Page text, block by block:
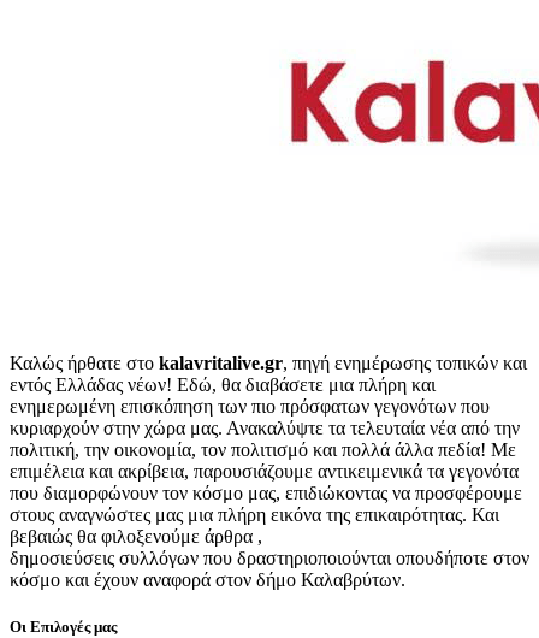
Καλώς ήρθατε στο kalavritalive.gr, πηγή ενημέρωσης τοπικών και
εντός Ελλάδας νέων! Εδώ, θα διαβάσετε μια πλήρη και
ενημερωμένη επισκόπηση των πιο πρόσφατων γεγονότων που
κυριαρχούν στην χώρα μας. Ανακαλύψτε τα τελευταία νέα από την
πολιτική, την οικονομία, τον πολιτισμό και πολλά άλλα πεδία! Με
επιμέλεια και ακρίβεια, παρουσιάζουμε αντικειμενικά τα γεγονότα
που διαμορφώνουν τον κόσμο μας, επιδιώκοντας να προσφέρουμε
στους αναγνώστες μας μια πλήρη εικόνα της επικαιρότητας. Και
βεβαιώς θα φιλοξενούμε άρθρα ,
δημοσιεύσεις συλλόγων που δραστηριοποιούνται οπουδήποτε στον
κόσμο και έχουν αναφορά στον δήμο Καλαβρύτων.
Οι Επιλογές μας